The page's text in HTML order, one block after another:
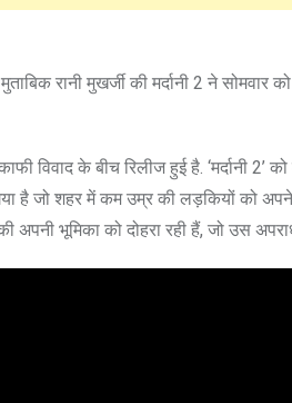
रानी मुखर्जी की मर्दानी 2 ने
विवाद के बीच रिलीज हुई है. ‘मर्दानी
है जो शहर में कम उम्र की लड़कियों को अपने
अपनी भूमिका को दोहरा रही हैं, जो उस